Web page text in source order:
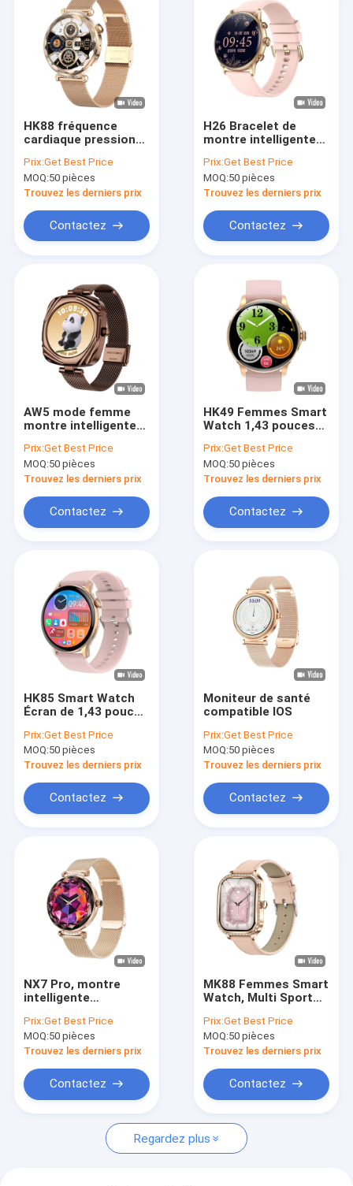
Produits
Vidéos
À propos de nous
Nous contacter
Nouvelles
Blog
Demander un devis
Montre intelligente GPS
Montre intelligente 4G
Verres futés
Moniteur continu de la glycémie
Montres intelligentes 5G
Montre intelligente de santé
Montre intelligente pour enfants
Écouteurs 2 en 1 et montre intelligente
Sim Card Smart Watch
Smart Watch de sport
Montres intelligentes pour hommes
Écouteurs intelligents
HK88 fréquence
cardiaque pression
Watch, Amoled BT
appelant Smartwatch
Prix:Get Best Price
MOQ:50 pièces
Trouvez les derniers prix
Contactez
H26 Bracelet de
montre intelligente
AMOELED Écran de
surveillance du
sommeil
Prix:Get Best Price
MOQ:50 pièces
Trouvez les derniers prix
Contactez
AW5 mode femme
montre intelligente
Carré BT Appel santé
féminine
Prix:Get Best Price
MOQ:50 pièces
Trouvez les derniers prix
Contactez
HK49 Femmes Smart
Watch 1,43 pouces
cœur Sang oxygène
Mode multi-sport
Prix:Get Best Price
MOQ:50 pièces
Trouvez les derniers prix
Contactez
HK85 Smart Watch
Écran de 1,43 pouce
Watch Moniteur de
pression artérielle et
de fréquence
Prix:Get Best Price
MOQ:50 pièces
Trouvez les derniers prix
Contactez
Moniteur de santé
compatible IOS
Prix:Get Best Price
MOQ:50 pièces
Trouvez les derniers prix
Contactez
NX7 Pro, montre
intelligente
pour femme, montre
intelligente pour
femme.
Prix:Get Best Price
MOQ:50 pièces
Trouvez les derniers prix
Contactez
MK88 Femmes Smart
Watch, Multi Sport
Surveillance de la
santé téléphonique
appel à l' oxygène
Prix:Get Best Price
MOQ:50 pièces
Trouvez les derniers prix
Contactez
Regardez plus